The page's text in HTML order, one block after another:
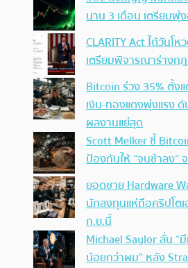
นาน 3 เดือน เตรียมพุ่
CLARITY Act ได้วันโ
เตรียมพิจารณาร่างก
Bitcoin ร่วง 35% ตั้ง
เงิน-ทองแดงพุ่งแรง
ผลงานแย่สุด
Scott Melker ชี้
ป้องกันให้ “จนช้าลง”
ยอดขาย Hardware
นักลงทุนแห่ถือคริปโต
ก.ย.นี้
Michael Saylor ลั่น “
น้อยกว่าผม” หลัง